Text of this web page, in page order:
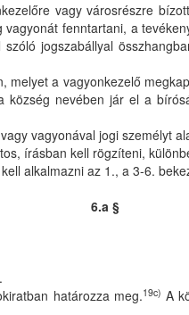
vagy városrészre
fenntartani, a
jogszabállyal
a vagyonkezelő
nevében jár el a
vagy vagyonával jogi személyt
írásban kell rögzíteni,
alkalmazni az 1., a 3-6.
6.a §
határozza meg.19c) A